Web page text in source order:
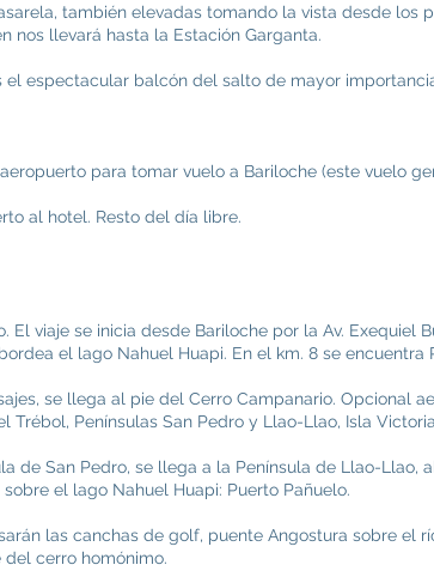
también elevadas tomando la vista desde los
nos llevará hasta la Estación Garganta.
el espectacular balcón del salto de mayor
para tomar vuelo a Bariloche (este vuelo
al hotel. Resto del día libre.
El viaje se inicia desde Bariloche por la Av. Exequiel
el lago Nahuel Huapi. En el km. 8 se
se llega al pie del Cerro Campanario. Opcional
Trébol, Penínsulas San Pedro y Llao-Llao, Isla
de San Pedro, se llega a la Península de Llao-Llao,
el lago Nahuel Huapi: Puerto Pañuelo.
las canchas de golf, puente Angostura sobre el
del cerro homónimo.